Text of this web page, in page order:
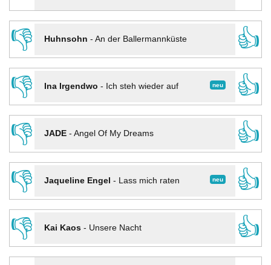
👎
Huhnsohn - An der Ballermannküste
👍
👎
neu
Ina Irgendwo - Ich steh wieder auf
👍
👎
JADE- Angel Of My Dreams
👍
👎
neu
Jaqueline Engel - Lass mich raten
👍
👎
Kai Kaos- Unsere Nacht
👍